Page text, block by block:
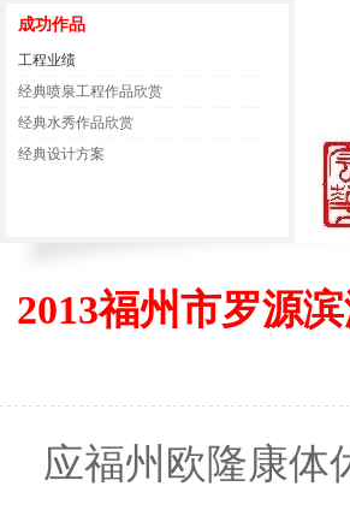
成功作品
工程业绩
经典喷泉工程作品欣赏
经典水秀作品欣赏
经典设计方案
2013福州市罗源
应福州欧隆康体